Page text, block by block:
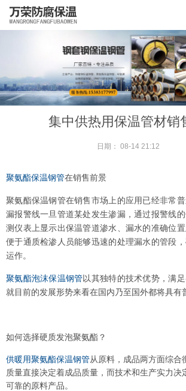
集中供热用保温管材销
日期： 08-14 21:12
聚氨酯保温钢管在销售前景
聚氨酯保温钢管在销售市场上的应用已经非常
漏报警线一旦管道某处发生渗漏，通过报警线
测仪表上显示出保温管道渗水、漏水的准确位置
便于通质检渗人员能够迅速的处理漏水的管段
运作。
聚氨酯泡沫保温钢管 以其独特的技术优势，满
就目前的发展形势来看在国内乃至国外都将具有
如何选择硬质发泡聚氨酯？
供暖用聚氨酯保温钢管从原料，成品两方面综合
质量直接决定着成品质量，而技术和生产实力决
可靠的原料产品。